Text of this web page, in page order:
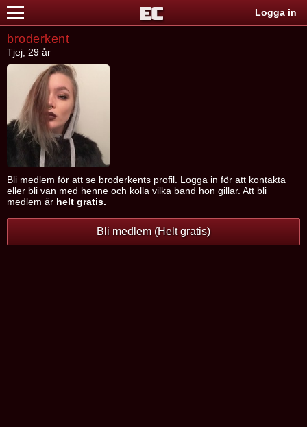
Logga in
broderkent
Tjej, 29 år
Bli medlem för att se broderkents profil. Logga in för att kontakta
eller bli vän med henne och kolla vilka band hon gillar. Att bli
medlem är helt gratis.
Bli medlem (Helt gratis)